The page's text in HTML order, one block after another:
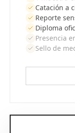
Catación a
Reporte
Diploma
Presencia
Sello de